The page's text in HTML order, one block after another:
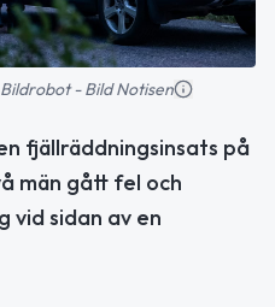
- Bild Notisen
fjällräddningsinsats på
män gått fel och
vid sidan av en